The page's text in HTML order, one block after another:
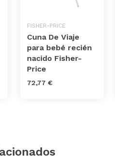
FISHER-PRICE
Cuna De Viaje
para bebé recién
nacido Fisher-
Price
72,77 €